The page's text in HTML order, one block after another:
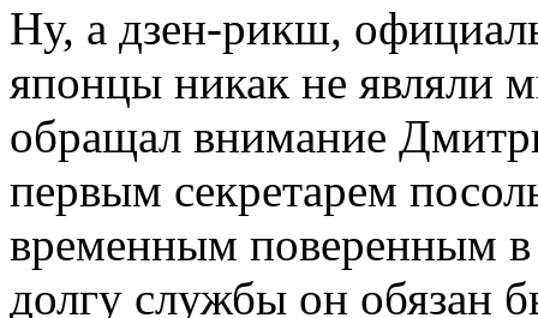
Ну, а дзен-рикш,
японцы никак не являли
обращал внимание
первым секретарем
временным поверенным
долгу службы он обязан